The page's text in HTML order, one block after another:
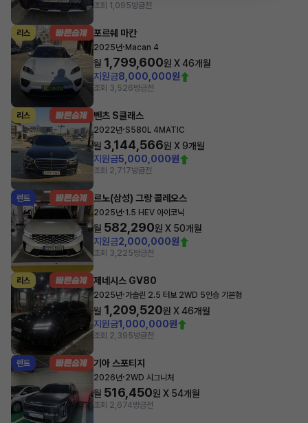
조회 1,095방금전
리스 포르쉐 마칸
2025년· Macan 4
월 1,799,600원 X46개월
지원금8,000,000원
조회 3,526방금전
리스 벤츠 S클래스
2022년·S580L 4MATIC
월 3,144,566원 X9개월
지원금5,000,000원
조회 2,717방금전
렌트 르노(삼성) 그랑 콜레오스
2025년·1.5 HEV 아이코닉
월 582,290원 X 50개월
지원금2,000,000원
조회 3,225방금전
리스 제네시스 GV80
2025년·가솔린 2.5 터보 2WD 5인승 기본형
월 1,209,520원 X46개월
지원금1,000,000원
조회 2,395방금전
렌트 기아 스포티지
2026년·2WD 시그니처
월 516,450원 X 54개월
조회 2,674방금전